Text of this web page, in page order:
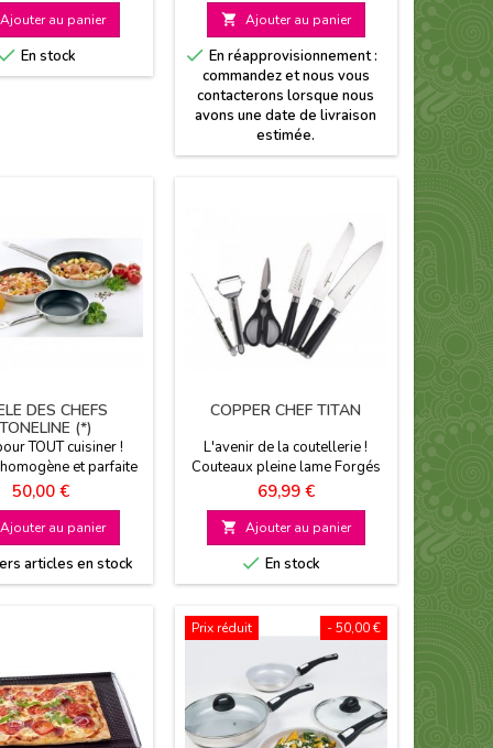
Prolonge les
et les saveurs
Ajouter au panier
 En stock
amovibles 1 couvercle
diamètre 24 cm Kitchen Pro
OFFERT!
base
 Ajouter au panier
 En réapprovisionnement :
commandez et nous vous
contacterons lorsque nous
avons une date de livraison
estimée.
DES CHEFS
(*)
TOUT cuisiner !
et parfaite
durable Qualité
Prix
50,00 €
Ajouter au panier
articles en stock
COPPER CHEF TITAN
L'avenir de la coutellerie !
Couteaux pleine lame Forgés
en acier inoxydable Solides et
ergonomiques
Prix
69,99 €
 Ajouter au panier
 En stock
- 50,00 €
Prix réduit